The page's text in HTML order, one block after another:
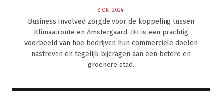
8 OKT 2024
Business Involved zorgde voor de koppeling tussen
Klimaatroute en Amstergaard. Dit is een prachtig
voorbeeld van hoe bedrijven hun commerciële doelen
nastreven en tegelijk bijdragen aan een betere en
groenere stad.